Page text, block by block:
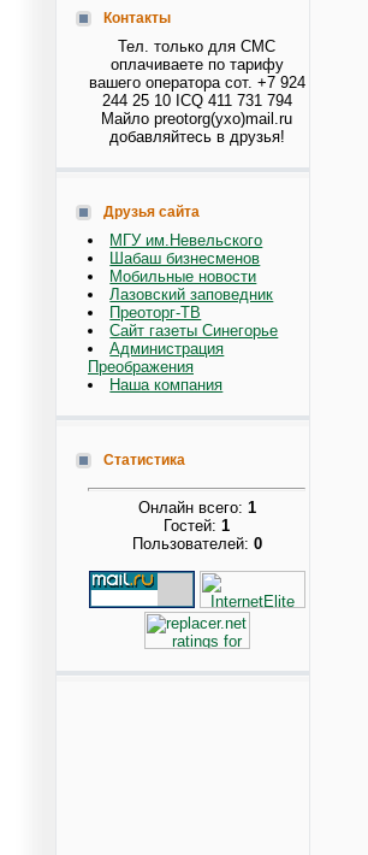
Контакты
Тел. только для СМС
оплачиваете по тарифу
вашего оператора сот. +7 924
244 25 10 ICQ 411 731 794
Майло preotorg(ухо)mail.ru
добавляйтесь в друзья!
Друзья сайта
МГУ им.Невельского
Шабаш бизнесменов
Мобильные новости
Лазовский заповедник
Преоторг-ТВ
Сайт газеты Синегорье
Администрация
Преображения
Наша компания
Статистика
Онлайн всего: 1
Гостей: 1
Пользователей: 0